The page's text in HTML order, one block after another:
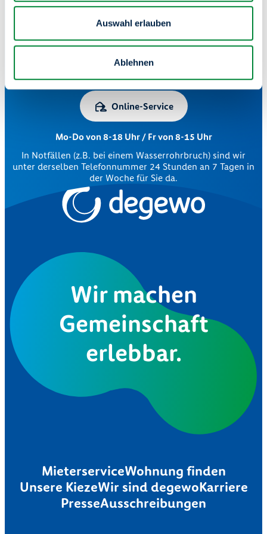
Auswahl erlauben
Ablehnen
Zentrale Kundenberatung
Online-Service
Mo-Do von 8-18 Uhr / Fr von 8-15 Uhr
In Notfällen (z.B. bei einem Wasserrohrbruch) sind wir
unter derselben Telefonnummer 24 Stunden an 7 Tagen in
der Woche für Sie da.
Wir machen
Gemeinschaft
erlebbar.
MieterserviceWohnung finden
Unsere KiezeWir sind degewoKarriere
PresseAusschreibungen